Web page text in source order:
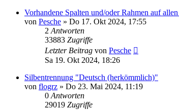
Vorhandene Spalten und/oder Rahmen auf
von Pesche » Do 17. Okt 2024, 17:55
2 Antworten
33883 Zugriffe
Letzter Beitrag von Pesche
Sa 19. Okt 2024, 18:26
Silbentrennung "Deutsch (herkömmlich)"
von flogrz » Do 23. Mai 2024, 11:19
0 Antworten
29019 Zugriffe